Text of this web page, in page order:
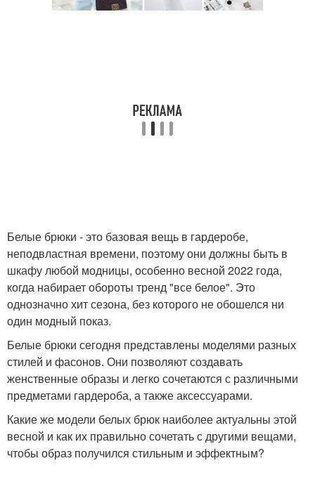
Белые брюки - это базовая вещь в гардеробе,
неподвластная времени, поэтому они должны быть в
шкафу любой модницы, особенно весной 2022 года,
когда набирает обороты тренд "все белое". Это
однозначно хит сезона, без которого не обошелся ни
один модный показ.
Белые брюки сегодня представлены моделями разных
стилей и фасонов. Они позволяют создавать
женственные образы и легко сочетаются с различными
предметами гардероба, а также аксессуарами.
Какие же модели белых брюк наиболее актуальны этой
весной и как их правильно сочетать с другими вещами,
чтобы образ получился стильным и эффектным?